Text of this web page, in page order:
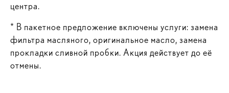
центра.
* В пакетное предложение включены услуги: замена
фильтра масляного, оригинальное масло, замена
прокладки сливной пробки. Акция действует до её
отмены.